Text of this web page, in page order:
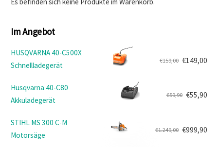
Im Angebot
HUSQVARNA 40-C500X
Schnellladegerät
€159,00
Ursprünglicher
war:
€159,00
€149,00
Aktueller
ist:
€149,00.
Husqvarna 40-C80
Akkuladegerät
€59,90
Ursprünglicher
war:
€59,90
€55,90
Aktueller
ist:
€55,90.
STIHL MS 300 C-M
Motorsäge
€1.249,00
Ursprünglicher
€999,90
Aktueller